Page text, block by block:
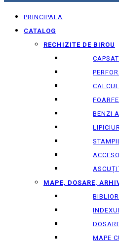
PRINCIPALA
CATALOG
RECHIZITE DE BIROU
BENZI
MAPE, DOSARE,
MAPE